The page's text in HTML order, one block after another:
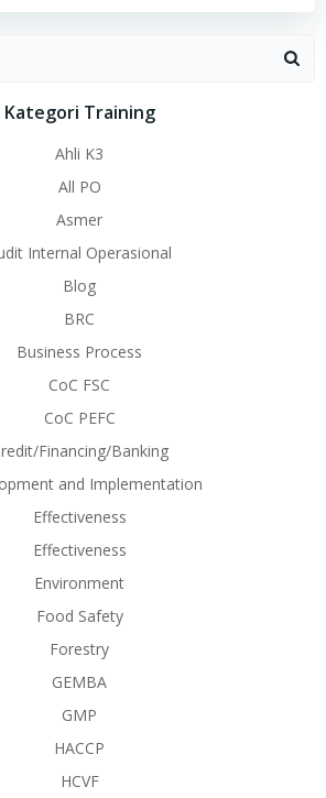
Kategori Training
Ahli K3
All PO
Asmer
Internal Operasional
Blog
BRC
Business Process
CoC FSC
CoC PEFC
Financing/Banking
and Implementation
Effectiveness
Effectiveness
Environment
Food Safety
Forestry
GEMBA
GMP
HACCP
HCVF